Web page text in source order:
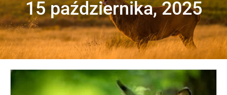
15 października, 2025